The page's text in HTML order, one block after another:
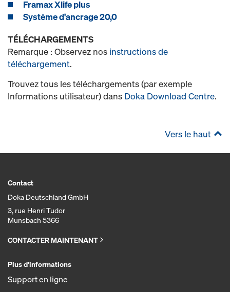
Framax Xlife plus
Système d'ancrage 20,0
TÉLÉCHARGEMENTS
Remarque : Observez nos instructions de
téléchargement.
Trouvez tous les téléchargements (par exemple
Informations utilisateur) dans Doka Download Centre.
Vers le haut
Contact
Doka Deutschland GmbH
3, rue Henri Tudor
Munsbach 5366
CONTACTER MAINTENANT
Plus d'informations
Support en ligne